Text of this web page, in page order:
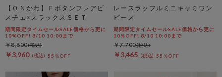
【ＯＮかわ】Ｆボタンフレアビ
スチェ×スラックスＳＥＴ
期間限定タイムセールSALE価格から更に
10%OFF! 8/10 10:00まで
￥3,960 55％OFF
￥8,800
レースラッフルミニキャミワン
ピース
期間限定タイムセールSALE価格から更に
10%OFF! 8/10 10:00まで
￥3,465 55％OFF
￥7,700